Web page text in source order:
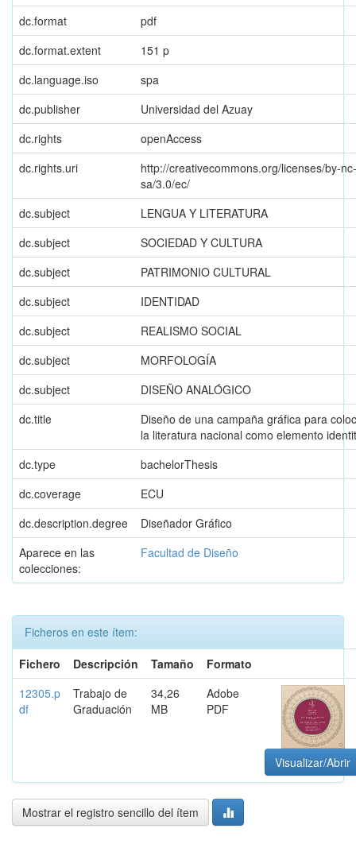
dc.format
pdf
dc.format.extent
151 p
dc.language.iso
spa
dc.publisher
Universidad del Azuay
dc.rights
openAccess
dc.rights.uri
http://creativecommons.org/licenses/by-nc-
sa/3.0/ec/
dc.subject
LENGUA Y LITERATURA
dc.subject
SOCIEDAD Y CULTURA
dc.subject
PATRIMONIO CULTURAL
dc.subject
IDENTIDAD
dc.subject
REALISMO SOCIAL
dc.subject
MORFOLOGÍA
dc.subject
DISEÑO ANALÓGICO
dc.title
Diseño de una campaña gráfica para
la literatura nacional como elemento
dc.type
bachelorThesis
dc.coverage
ECU
dc.description.degree
Diseñador Gráfico
Aparece en las
colecciones:
Facultad de Diseño
Ficheros en este ítem:
Fichero
Descripción Tamaño
Formato
12305.p
df
Trabajo de
Graduación
34,26
MB
Adobe
PDF
Visualizar/Abrir
Mostrar el registro sencillo del ítem